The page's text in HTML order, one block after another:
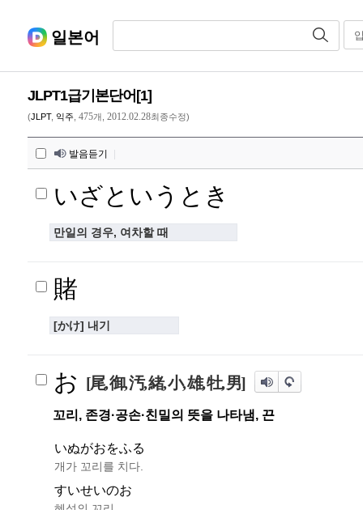
일본어
JLPT1급기본단어[1]
(JLPT, 익주 475개, 2012.02.28최종수정)
발음듣기
いざというとき
만일의 경우, 여차할 때
賭
[かけ] 내기
お [尾, 御, 汚, 緒, 小, 雄, 牡, 男]
꼬리, 존경·공손·친밀의 뜻을 나타냄, 끈
いぬがおをふる
개가 꼬리를 치다.
すいせいのお